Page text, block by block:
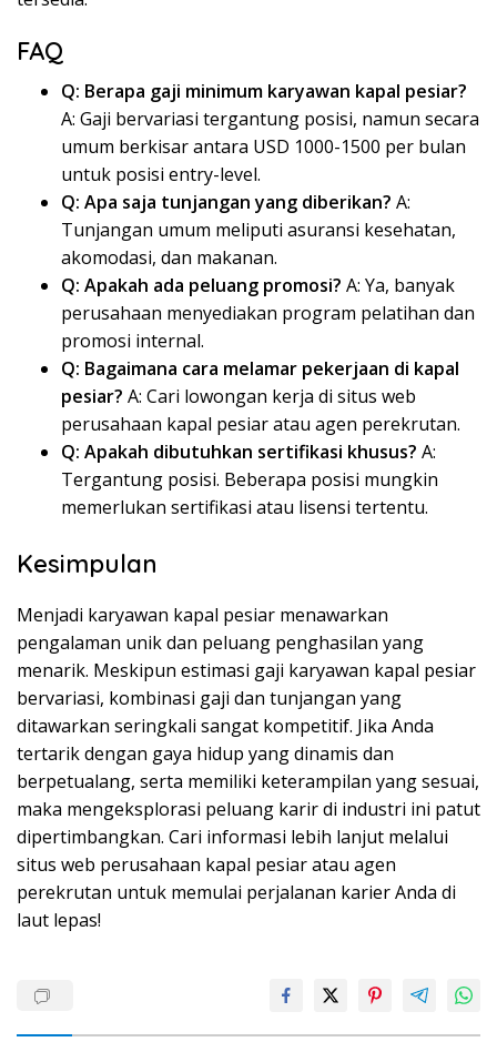
FAQ
Q: Berapa gaji minimum karyawan kapal pesiar?
A: Gaji bervariasi tergantung posisi, namun secara
umum berkisar antara USD 1000-1500 per bulan
untuk posisi entry-level.
Q: Apa saja tunjangan yang diberikan? A:
Tunjangan umum meliputi asuransi kesehatan,
akomodasi, dan makanan.
Q: Apakah ada peluang promosi? A: Ya, banyak
perusahaan menyediakan program pelatihan dan
promosi internal.
Q: Bagaimana cara melamar pekerjaan di kapal
pesiar? A: Cari lowongan kerja di situs web
perusahaan kapal pesiar atau agen perekrutan.
Q: Apakah dibutuhkan sertifikasi khusus? A:
Tergantung posisi. Beberapa posisi mungkin
memerlukan sertifikasi atau lisensi tertentu.
Kesimpulan
Menjadi karyawan kapal pesiar menawarkan
pengalaman unik dan peluang penghasilan yang
menarik. Meskipun estimasi gaji karyawan kapal pesiar
bervariasi, kombinasi gaji dan tunjangan yang
ditawarkan seringkali sangat kompetitif. Jika Anda
tertarik dengan gaya hidup yang dinamis dan
berpetualang, serta memiliki keterampilan yang sesuai,
maka mengeksplorasi peluang karir di industri ini patut
dipertimbangkan. Cari informasi lebih lanjut melalui
situs web perusahaan kapal pesiar atau agen
perekrutan untuk memulai perjalanan karier Anda di
laut lepas!